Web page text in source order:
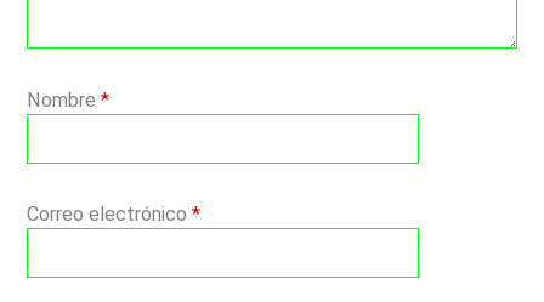
Nombre *
Correo electrónico *